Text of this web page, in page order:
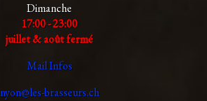
Dimanche
17:00 - 23:00
juillet & août fermé
Mail Infos
nyon@les-brasseurs.ch